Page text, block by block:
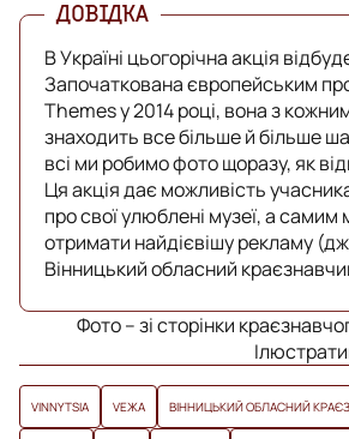
В Україні цьогорічна акція
Започаткована європейським
Themes у 2014 році, вона з
знаходить все більше й більше
всі ми робимо фото щоразу, як
Ця акція дає можливість
про свої улюблені музеї, а самим
отримати найдієвішу рекламу
Вінницький обласний
Фото – зі сторінки
VINNYTSIA VЕЖА ВІННИЦЬКИЙ ОБЛАСНИЙ